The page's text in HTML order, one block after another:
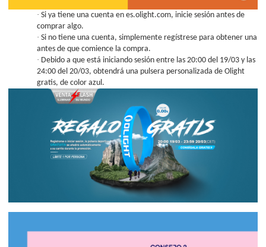
·Si ya tiene una cuenta en es.olight.com, inicie sesión antes de
comprar algo.
·Si no tiene una cuenta, simplemente regístrese para obtener una
antes de que comience la compra.
· Debido a que está iniciando sesión entre las 20:00 del 19/03 y las
24:00 del 20/03, obtendrá una pulsera personalizada de Olight
gratis, de color azul.